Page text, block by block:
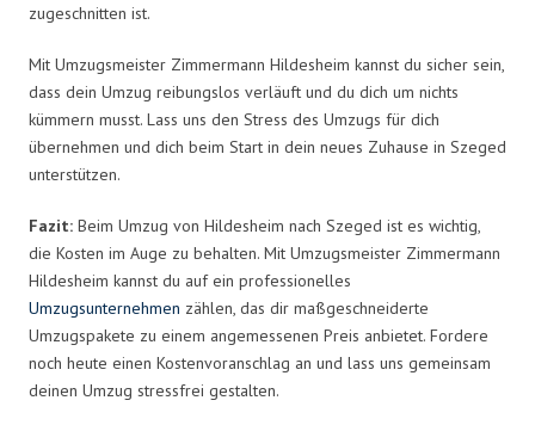
zugeschnitten ist.
Mit Umzugsmeister Zimmermann Hildesheim kannst du sicher sein,
dass dein Umzug reibungslos verläuft und du dich um nichts
kümmern musst. Lass uns den Stress des Umzugs für dich
übernehmen und dich beim Start in dein neues Zuhause in Szeged
unterstützen.
Fazit: Beim Umzug von Hildesheim nach Szeged ist es wichtig,
die Kosten im Auge zu behalten. Mit Umzugsmeister Zimmermann
Hildesheim kannst du auf ein professionelles
Umzugsunternehmen zählen, das dir maßgeschneiderte
Umzugspakete zu einem angemessenen Preis anbietet. Fordere
noch heute einen Kostenvoranschlag an und lass uns gemeinsam
deinen Umzug stressfrei gestalten.